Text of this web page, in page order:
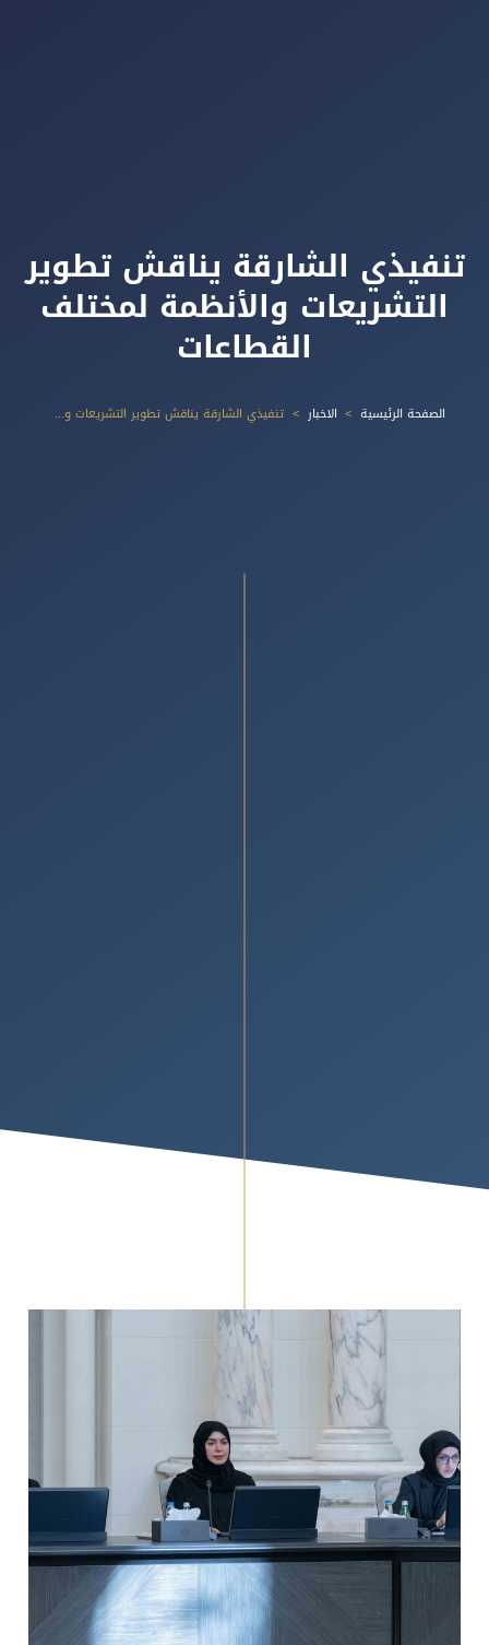
تنفيذي الشارقة يناقش تطوير
التشريعات والأنظمة لمختلف
القطاعات
الصفحة الرئيسية الاخبار تنفيذي الشارقة يناقش تطوير التشريعات والأنظمة لمختلف القطاعات